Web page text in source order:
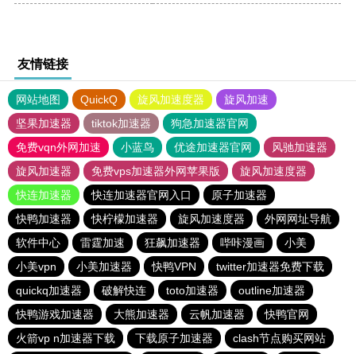
友情链接
网站地图 QuickQ 旋风加速度器
旋风加速
坚果加速器
tiktok加速器
狗急加速器官网
免费vqn外网加速
小蓝鸟 优途加速器官网
风驰加速器
旋风加速器
免费vps加速器外网苹果版
旋风加速度器
快连加速器
快连加速器官网入口
原子加速器
快鸭加速器
快柠檬加速器 旋风加速度器
外网网址导航
软件中心
雷霆加速 狂飙加速器 哔咔漫画
小美
小美vpn
小美加速器 快鸭VPN
twitter加速器免费下载
quickq加速器
破解快连 toto加速器
outline加速器
快鸭游戏加速器
大熊加速器 云帆加速器
快鸭官网
火箭vp n加速器下载
下载原子加速器 clash节点购买网站